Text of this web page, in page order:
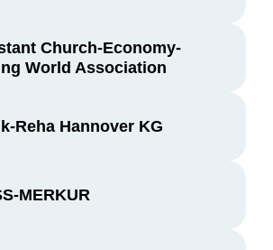
Church-Economy-
World Association
Reha Hannover KG
MERKUR